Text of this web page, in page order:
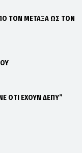
ΤΟΝ ΜΕΤΑΞΑ ΩΣ ΤΟΝ
ΟΤΙ ΕΧΟΥΝ ΔΕΠΥ”